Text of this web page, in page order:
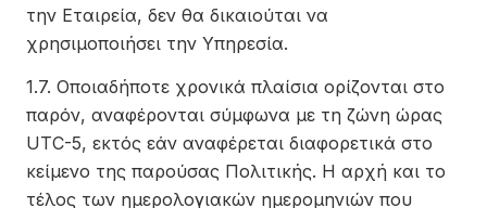
την Εταιρεία, δεν θα δικαιούται να
χρησιμοποιήσει την Υπηρεσία.
1.7. Οποιαδήποτε χρονικά πλαίσια ορίζονται στο
παρόν, αναφέρονται σύμφωνα με τη ζώνη ώρας
UTC-5, εκτός εάν αναφέρεται διαφορετικά στο
κείμενο της παρούσας Πολιτικής. Η αρχή και το
τέλος των ημερολογιακών ημερομηνιών που